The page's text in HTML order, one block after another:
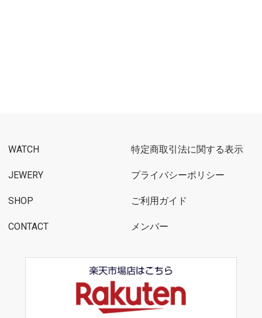
WATCH
JEWERY
SHOP
CONTACT
特定商取引法に関する表示
プライバシーポリシー
ご利用ガイド
メンバー